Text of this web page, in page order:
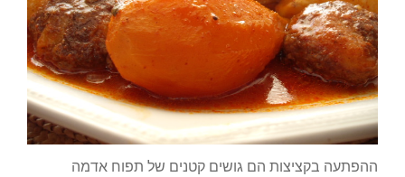
ההפתעה בקציצות הם גושים קטנים של תפוח אדמה